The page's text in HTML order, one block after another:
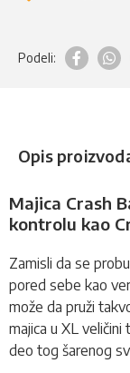
Podeli:
Opis
Majica Crash
kontrolu kao
Zamisli da se
pored sebe kao
može da pruži
majica u XL
deo tog šarenog